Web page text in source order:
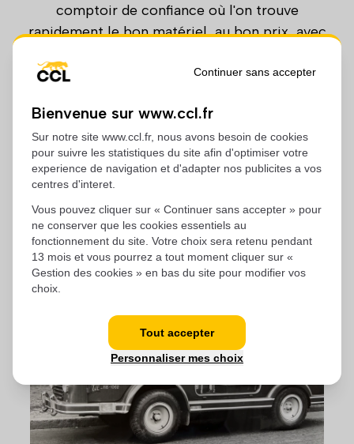
Continuer sans accepter
Bienvenue sur www.ccl.fr
Sur notre site www.ccl.fr, nous avons besoin de cookies
pour suivre les statistiques du site afin d'optimiser votre
experience de navigation et d'adapter nos publicites a vos
centres d'interet.
Vous pouvez cliquer sur « Continuer sans accepter » pour
ne conserver que les cookies essentiels au
fonctionnement du site. Votre choix sera retenu pendant
13 mois et vous pourrez a tout moment cliquer sur «
Gestion des cookies » en bas du site pour modifier vos
choix.
Tout accepter
Personnaliser mes choix
comptoir de confiance où l'on trouve
rapidement le bon matériel, au bon prix, avec
Sanitaire, électricité, matériaux, quincaillerie,
carrelage, couverture, plomberie, chauffage,
menuiserie, peinture, consommables… nous
avons grandi avec vos chantiers pour répondre à
tous vos besoins du quotidien.